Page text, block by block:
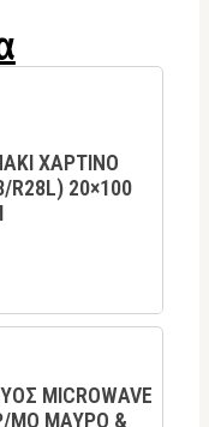
ΧΑΡΤΙΝΟ
R28L) 20×100
MICROWAVE
ΜΟ ΜΑΥΡΟ &